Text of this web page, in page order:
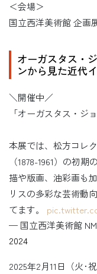
＜会場＞
国立西洋美術館 企画
オーガスタス・
ンから見た近代
＼開催中／
「オーガスタス・ジ
本展では、松方コレ
（1878-1961）の初
描や版画、油彩画も
リスの多彩な芸術動
てます。
— 国立西洋美術館
2024
2025年2月11日（火･